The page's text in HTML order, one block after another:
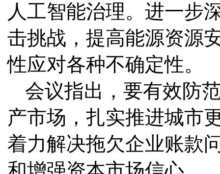
人工智能治理。进一步
击挑战，提高能源资源
性应对各种不确定性。
会议指出，要有效防
产市场，扎实推进城市
着力解决拖欠企业账款